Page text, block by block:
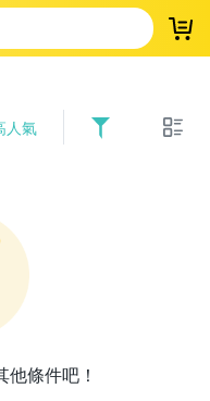
登
人氣
條件吧！